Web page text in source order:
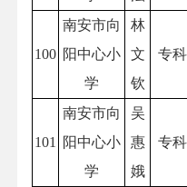
100
南安市向
阳中心小
学
林
文
钦
专科
101
南安市向
阳中心小
学
吴
惠
娥
专科